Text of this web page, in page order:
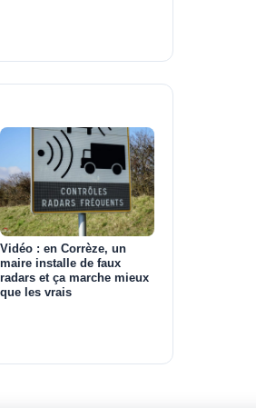
Vidéo : en Corrèze, un
maire installe de faux
radars et ça marche mieux
que les vrais